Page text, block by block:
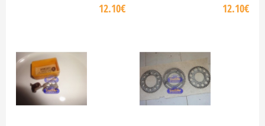
12.10€ 12.10€